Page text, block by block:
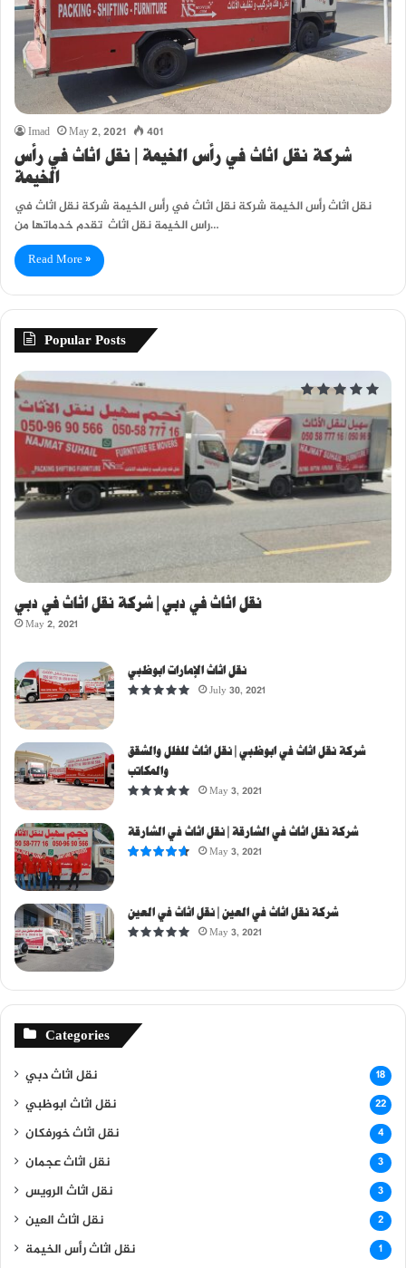
Imad May 2, 2021 401
شركة نقل اثاث في رأس الخيمة | نقل اثاث في رأس
الخيمة
نقل اثاث رأس الخيمة شركة نقل اثاث في رأس الخيمة شركة نقل اثاث في
راس الخيمة نقل اثاث تقدم خدماتها من…
Read More »
Popular Posts
نقل اثاث في دبي | شركة نقل اثاث في دبي
May 2, 2021
نقل اثاث الإمارات ابوظبي
July 30, 2021
شركة نقل اثاث في ابوظبي | نقل اثاث للفلل والشقق
والمكاتب
May 3, 2021
شركة نقل اثاث في الشارقة | نقل اثاث في الشارقة
May 3, 2021
شركة نقل اثاث في العين | نقل اثاث في العين
May 3, 2021
Categories
نقل اثاث دبي 18
نقل اثاث ابوظبي 22
نقل اثاث خورفكان 4
نقل اثاث عجمان 3
نقل اثاث الرويس 3
نقل اثاث العين 2
نقل اثاث رأس الخيمة 1